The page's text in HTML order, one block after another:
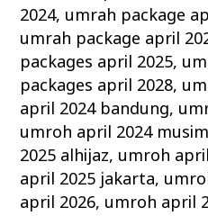
2024, umrah package
umrah package april
packages april 2025,
packages april 2028,
april 2024 bandung,
umroh april 2024
2025 alhijaz, umroh
april 2025 jakarta,
april 2026, umroh april